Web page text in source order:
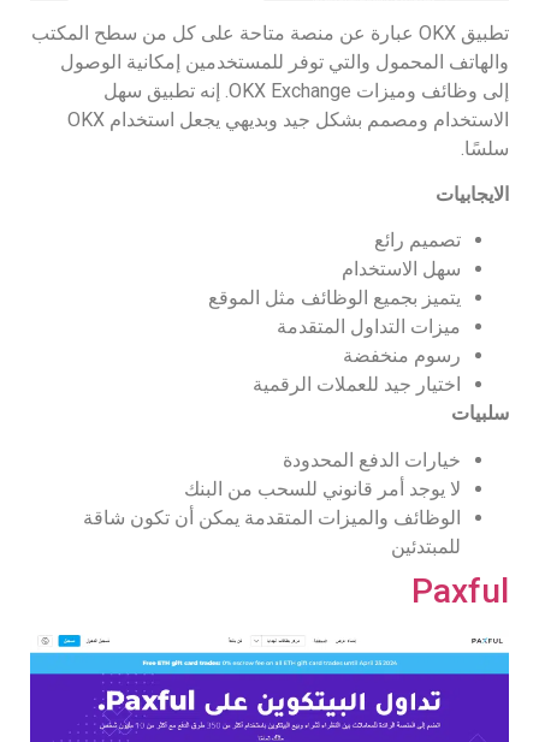
تطبيق OKX عبارة عن منصة متاحة على كل من سطح المكتب
والهاتف المحمول والتي توفر للمستخدمين إمكانية الوصول
إلى وظائف وميزات OKX Exchange. إنه تطبيق سهل
الاستخدام ومصمم بشكل جيد وبديهي يجعل استخدام OKX
سلسًا.
الايجابيات
تصميم رائع
سهل الاستخدام
يتميز بجميع الوظائف مثل الموقع
ميزات التداول المتقدمة
رسوم منخفضة
اختيار جيد للعملات الرقمية
سلبيات
خيارات الدفع المحدودة
لا يوجد أمر قانوني للسحب من البنك
الوظائف والميزات المتقدمة يمكن أن تكون شاقة
للمبتدئين
Paxful